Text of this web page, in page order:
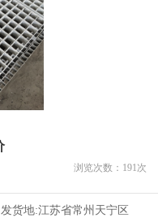
浏览次数： 191次
发货地:江苏省常州天宁区